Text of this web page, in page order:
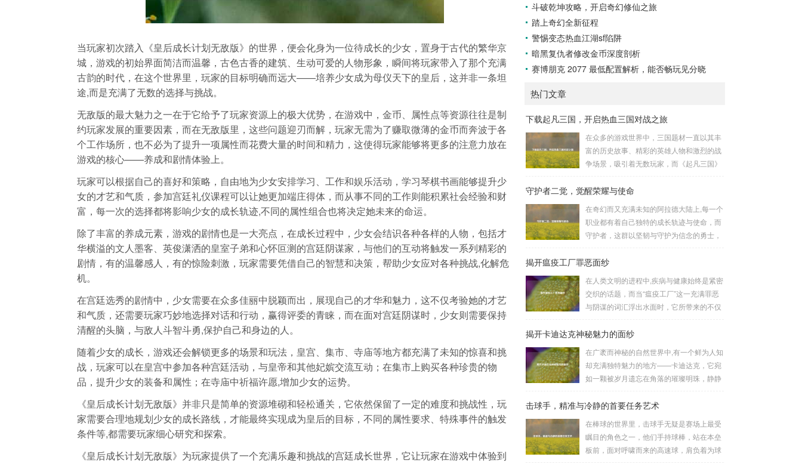
当玩家初次踏入《皇后成长计划无敌版》的世界，便会化身为一位待成长的少女，置身于古代的繁华京
城，游戏的初始界面简洁而温馨，古色古香的建筑、生动可爱的人物形象，瞬间将玩家带入了那个充满
古韵的时代，在这个世界里，玩家的目标明确而远大——培养少女成为母仪天下的皇后，这并非一条坦
途,而是充满了无数的选择与挑战。
无敌版的最大魅力之一在于它给予了玩家资源上的极大优势，在游戏中，金币、属性点等资源往往是制
约玩家发展的重要因素，而在无敌版里，这些问题迎刃而解，玩家无需为了赚取微薄的金币而奔波于各
个工作场所，也不必为了提升一项属性而花费大量的时间和精力，这使得玩家能够将更多的注意力放在
游戏的核心——养成和剧情体验上。
玩家可以根据自己的喜好和策略，自由地为少女安排学习、工作和娱乐活动，学习琴棋书画能够提升少
女的才艺和气质，参加宫廷礼仪课程可以让她更加端庄得体，而从事不同的工作则能积累社会经验和财
富，每一次的选择都将影响少女的成长轨迹,不同的属性组合也将决定她未来的命运。
除了丰富的养成元素，游戏的剧情也是一大亮点，在成长过程中，少女会结识各种各样的人物，包括才
华横溢的文人墨客、英俊潇洒的皇室子弟和心怀叵测的宫廷阴谋家，与他们的互动将触发一系列精彩的
剧情，有的温馨感人，有的惊险刺激，玩家需要凭借自己的智慧和决策，帮助少女应对各种挑战,化解危
机。
在宫廷选秀的剧情中，少女需要在众多佳丽中脱颖而出，展现自己的才华和魅力，这不仅考验她的才艺
和气质，还需要玩家巧妙地选择对话和行动，赢得评委的青睐，而在面对宫廷阴谋时，少女则需要保持
清醒的头脑，与敌人斗智斗勇,保护自己和身边的人。
随着少女的成长，游戏还会解锁更多的场景和玩法，皇宫、集市、寺庙等地方都充满了未知的惊喜和挑
战，玩家可以在皇宫中参加各种宫廷活动，与皇帝和其他妃嫔交流互动；在集市上购买各种珍贵的物
品，提升少女的装备和属性；在寺庙中祈福许愿,增加少女的运势。
《皇后成长计划无敌版》并非只是简单的资源堆砌和轻松通关，它依然保留了一定的难度和挑战性，玩
家需要合理地规划少女的成长路线，才能最终实现成为皇后的目标，不同的属性要求、特殊事件的触发
条件等,都需要玩家细心研究和探索。
《皇后成长计划无敌版》为玩家提供了一个充满乐趣和挑战的宫廷成长世界，它让玩家在游戏中体验到
斗破乾坤攻略，开启奇幻修仙之旅
踏上奇幻全新征程
警惕变态热血江湖sf陷阱
暗黑复仇者修改金币深度剖析
赛博朋克 2077 最低配置解析，能否畅玩见分晓
热门文章
下载起凡三国，开启热血三国对战之旅
在众多的游戏世界中，三国题材一直以其丰
富的历史故事、精彩的英雄人物和激烈的战
争场景，吸引着无数玩家，而《起凡三国》
氛围，成为了许多三国游戏爱好者的心头
三国下载,开启一段热血的三国对战之旅。
《起凡三国》为玩家们构建了一个充满激情
与挑战的三国战场，你可以化身为三国时期
的诸葛亮、忠义双全的关羽等，率领自己的
军队在战场上冲锋陷阵、排兵布阵，游戏中
的每一场战斗都充满了变...
守护者二觉，觉醒荣耀与使命
在奇幻而又充满未知的阿拉德大陆上,每一个
职业都有着自己独特的成长轨迹与使命，而
守护者，这群以坚韧与守护为信念的勇士，
至关重要的二次觉醒，绽放出了更为耀眼的
起，便肩负着守护的重任，他们身躯魁梧，
手持巨盾，宛如一道不可逾越的城墙，为队
友们遮风挡雨，抵御着来自各方的邪恶势
意志，在一次次战斗中积累着经验，不断成
长，无论是在阴森恐怖的地下墓穴，还是在
战火纷飞的前线战场，守...
揭开瘟疫工厂罪恶面纱
在人类文明的进程中,疾病与健康始终是紧密
交织的话题，而当“瘟疫工厂”这一充满罪恶
与阴谋的词汇浮出水面时，它所带来的不仅
知和国际秩序的严重挑战。 “瘟疫工厂”并非
的势力为了实现其不可告人的目的，秘密设
立的进行生物武器研发和试验的地方，这些
所谓的“工厂”，披着科学研究的外衣，实则
看,生物武器的使用曾经给人类带来过惨痛的
教训，在战争时期，某些国家就曾利用细
菌、病毒...
揭开卡迪达克神秘魅力的面纱
在广袤而神秘的自然世界中,有一个鲜为人知
却充满独特魅力的地方——卡迪达克，它宛
如一颗被岁月遗忘在角落的璀璨明珠，静静
索者去揭开它那神秘的面纱。 卡迪达克位于
貌，高耸入云的山脉连绵起伏，像是大自然
用巨手堆砌而成的巍峨屏障，山峰上终年积
雪不化，在阳光的照耀下闪耀着刺眼的银
击球手，精准与冷静的首要任务艺术
在棒球的世界里，击球手无疑是赛场上最受
瞩目的角色之一，他们手持球棒，站在本垒
板前，面对呼啸而来的高速球，肩负着为球